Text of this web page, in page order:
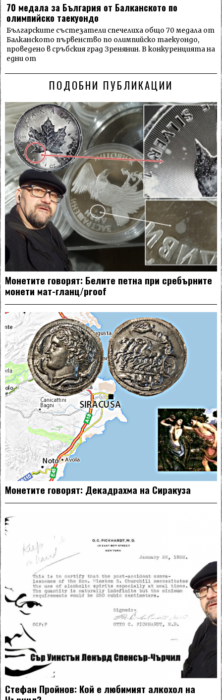
70 медала за България от Балканското по
олимпийско таекуондо
Българските състезатели спечелиха общо 70 медала от
Балканското първенство по олимпийско таекуондо,
проведено в сръбския град Зренянин. В конкуренцията на
едни от
ПОДОБНИ ПУБЛИКАЦИИ
Монетите говорят: Белите петна при сребърните
монети мат-гланц/proof
Монетите говорят: Декадрахма на Сиракуза
Стефан Пройнов: Кой е любимият алкохол на